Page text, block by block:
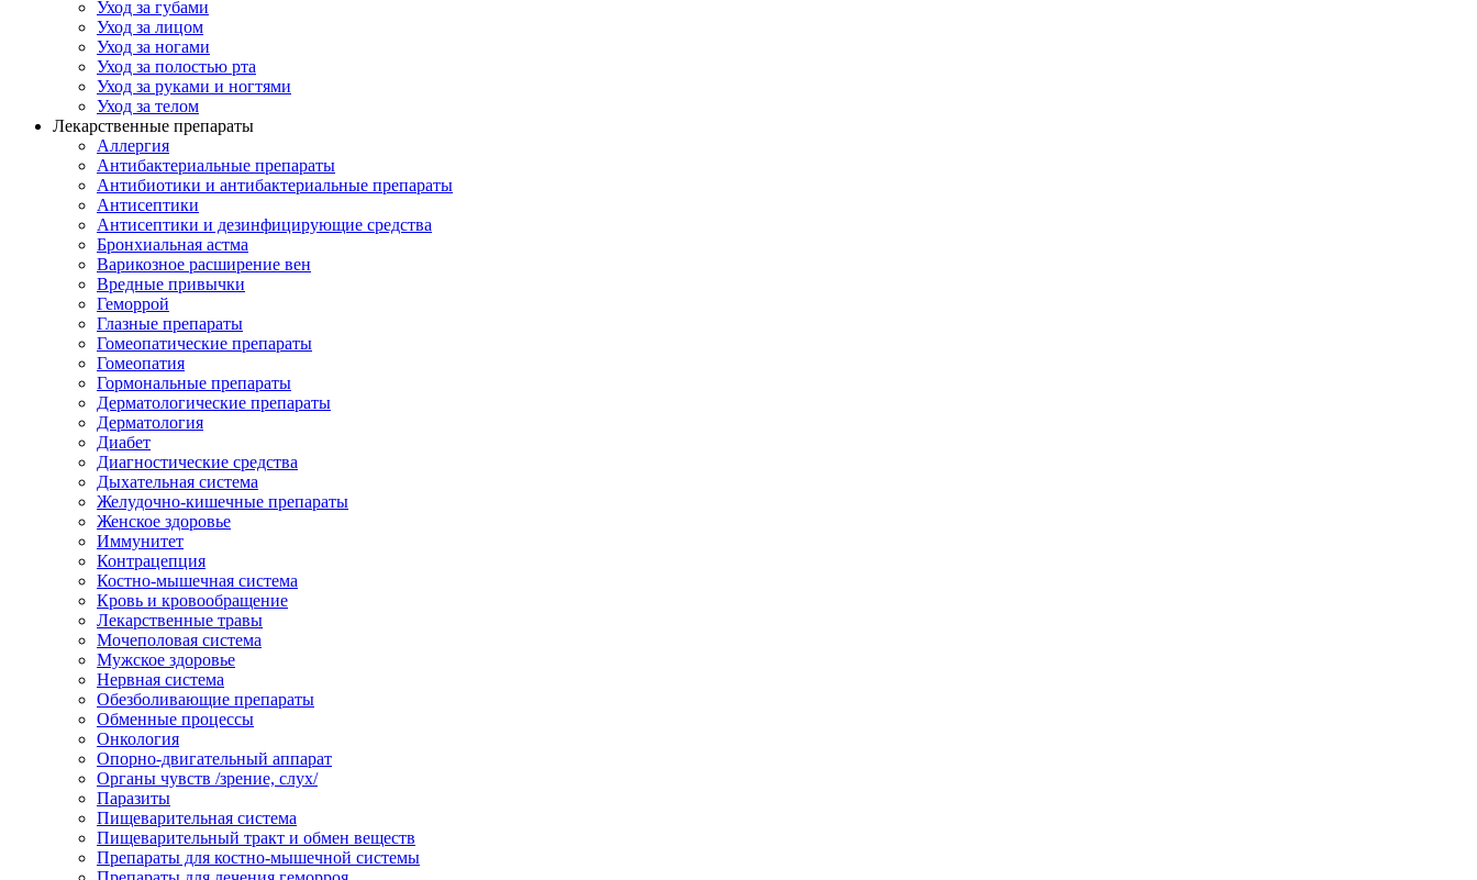
Уход за губами
Уход за лицом
Уход за ногами
Уход за полостью рта
Уход за руками и ногтями
Уход за телом
Лекарственные препараты
Аллергия
Антибактериальные препараты
Антибиотики и антибактериальные препараты
Антисептики
Антисептики и дезинфицирующие средства
Бронхиальная астма
Варикозное расширение вен
Вредные привычки
Геморрой
Глазные препараты
Гомеопатические препараты
Гомеопатия
Гормональные препараты
Дерматологические препараты
Дерматология
Диабет
Диагностические средства
Дыхательная система
Желудочно-кишечные препараты
Женское здоровье
Иммунитет
Контрацепция
Костно-мышечная система
Кровь и кровообращение
Лекарственные травы
Мочеполовая система
Мужское здоровье
Нервная система
Обезболивающие препараты
Обменные процессы
Онкология
Опорно-двигательный аппарат
Органы чувств /зрение, слух/
Паразиты
Пищеварительная система
Пищеварительный тракт и обмен веществ
Препараты для костно-мышечной системы